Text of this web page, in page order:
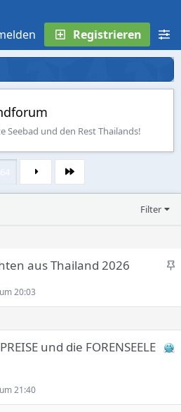
Registrieren
und den Rest Thailands!
Letzte
Filter
S
c
aus Thailand 2026
20:03
und die FORENSEELE
21:40